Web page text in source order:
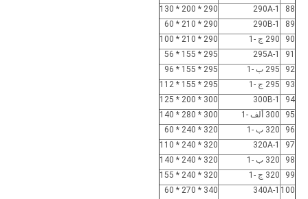
88
290A-1
290 * 200 * 130
89
290B-1
290 * 210 * 60
90
290 ج -1
290 * 210 * 100
91
295A-1
295 * 155 * 56
92
295 ب -1
295 * 155 * 96
93
295 ج -1
295 * 155 * 112
94
300B-1
300 * 200 * 125
95
300 ألف -1
300 * 280 * 140
96
320 ب -1
320 * 240 * 60
97
320A-1
320 * 240 * 110
98
320 ب -1
320 * 240 * 140
99
320 ج -1
320 * 240 * 155
100
340A-1
340 * 270 * 60